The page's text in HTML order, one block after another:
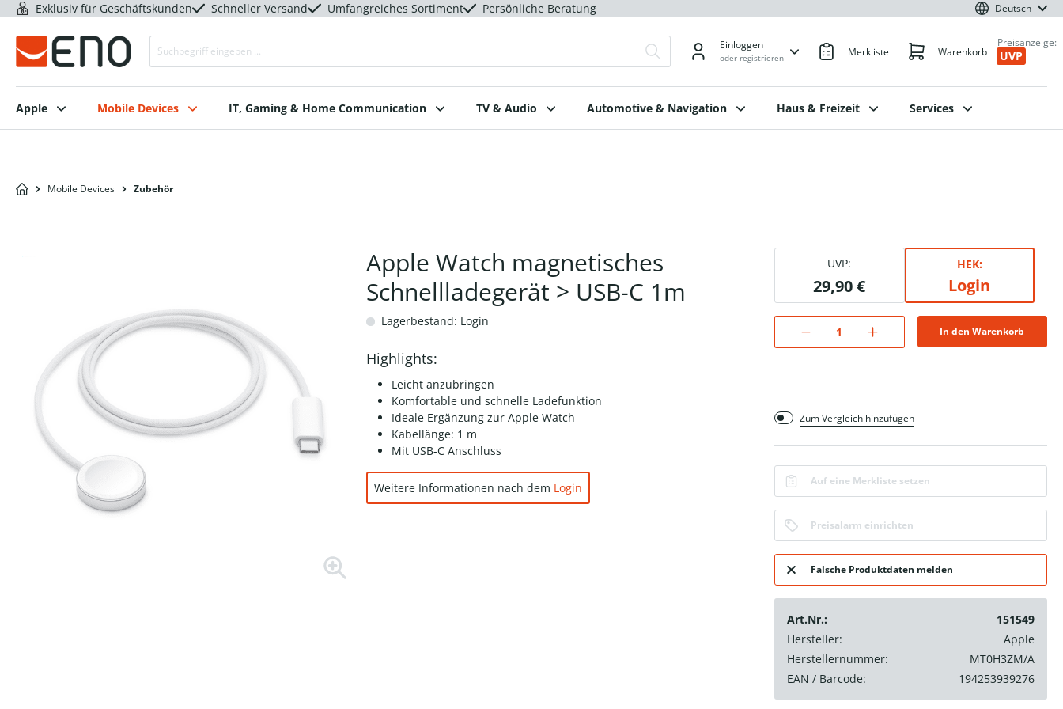
Exklusiv für Geschäftskunden Schneller Versand Umfangreiches Sortiment Persönliche Beratung Deutsch
Einloggen
oder registrieren Merkliste Warenkorb
Preisanzeige:
UVP
Apple Mobile Devices IT, Gaming & Home Communication TV & Audio Automotive & Navigation Haus & Freizeit Services
Mobile Devices Zubehör
Apple Watch magnetisches
Schnellladegerät > USB-C 1m
Lagerbestand: Login
Highlights:
Leicht anzubringen
Komfortable und schnelle Ladefunktion
Ideale Ergänzung zur Apple Watch
Kabellänge: 1 m
Mit USB-C Anschluss
Weitere Informationen nach dem Login
UVP:
29,90 €
HEK:
Login
In den Warenkorb
Zum Vergleich hinzufügen
Auf eine Merkliste setzen
Preisalarm einrichten
Falsche Produktdaten melden
Art.Nr.:
151549
Hersteller:
Apple
Herstellernummer:
MT0H3ZM/A
EAN / Barcode:
194253939276